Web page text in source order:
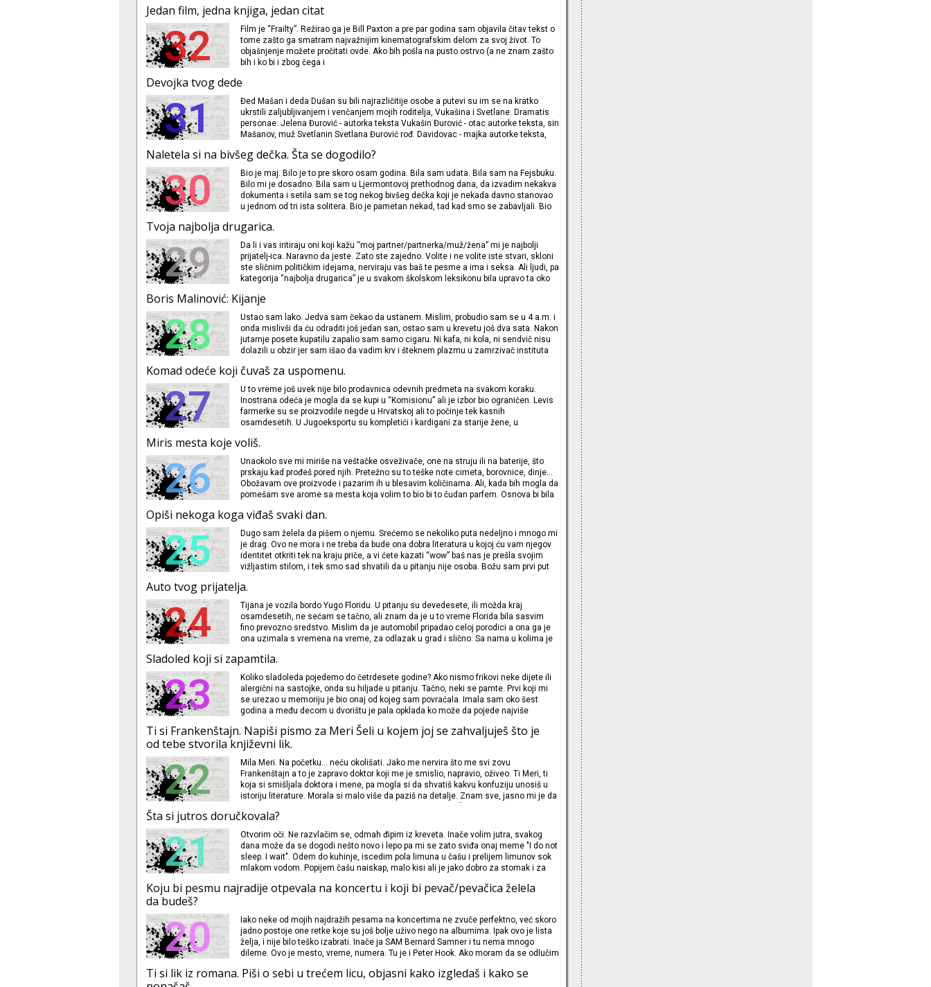
slu&scaron
Jedan film, jedna knjiga, jedan citat
32
Film je “Frailty”. Rеžirao ga je Bill Paxton a pre par godina sam objavila čitav tekst o
tome zašto ga smatram najvažnijim kinematografskim delom za svoj život. To
objašnjenje možete pročitati ovde. Ako bih pošla na pusto ostrvo (a ne znam zašto
bih i ko bi i zbog čega i
Devojka tvog dede
31
Đed Mašan i deda Dušan su bili najrazličitije osobe a putevi su im se na kratko
ukrstili zaljubljivanjem i venčanjem mojih roditelja, Vukašina i Svetlane. Dramatis
personae: Jelena Đurović - autorka teksta Vukašin Đurović - otac autorke teksta, sin
Mašanov, muž Svetlanin Svetlana Đurović rođ. Davidovac - majka autorke teksta,
kćerka Helenina, supruga Vukašinova Mašan Đurović - đed autorke teksta, otac
Vukašinov
Naletela si na bivšeg dečka. Šta se dogodilo?
30
Bio je maj. Bilo je to pre skoro osam godina. Bila sam udata. Bila sam na Fejsbuku.
Bilo mi je dosadno. Bila sam u Ljermontovoj prethodnog dana, da izvadim nekakva
dokumenta i setila sam se tog nekog bivšeg dečka koji je nekada davno stanovao
u jednom od tri ista solitera. Bio je pametan nekad, tad kad smo se zabavljali. Bio
postajali dosadni, ćelavi sa stomacima. Bila sam radoznala. Ukucala sam njegovo
ime u Fejsbuk, htela sam da potvrdim kako je
Tvoja najbolja drugarica.
29
Da li i vas iritiraju oni koji kažu “moj partner/partnerka/muž/žena” mi je najbolji
prijatelj-ica. Naravno da jeste. Zato ste zajedno. Volite i ne volite iste stvari, skloni
ste sličnim političkim idejama, nerviraju vas baš te pesme a ima i seksa. Ali ljudi, pa
kategorija “najbolja drugarica” je u svakom školskom leksikonu bila upravo ta oko
a koja će mi se šlihtati na PPD-u
Boris Malinović: Kijanje
28
Ustao sam lako. Jedva sam čekao da ustanem. Mislim, probudio sam se u 4 a.m. i
onda mislivši da ću odraditi još jedan san, ostao sam u krevetu još dva sata. Nakon
jutarnje posete kupatilu zapalio sam samo cigaru. Ni kafa, ni kola, ni sendvič nisu
dolazili u obzir jer sam išao da vadim krv i šteknem plazmu u zamrzivač instituta
dok se vrtela i spustio iglu. Moćan zvuk faz pedale, ples buke, sasvim jednostavan,
sve
Komad odeće koji čuvaš za uspomenu.
27
U to vreme još uvek nije bilo prodavnica odevnih predmeta na svakom koraku.
Inostrana odeća je mogla da se kupi u “Komisionu” ali je izbor bio ograničen. Levis
farmerke su se proizvodile negde u Hrvatskoj ali to počinje tek kasnih
osamdesetih. U Jugoeksportu su kompletići i kardigani za starije žene, u
tinejdžeri i deca bili blago “izazvani” ovom situacijom. Mislim da je u pitanju bila 19
Miris mesta koje voliš.
26
Unaokolo sve mi miriše na veštačke osveživače, one na struju ili na baterije, što
prskaju kad prođeš pored njih. Pretežno su to teške note cimeta, borovnice, dinje…
Obožavam ove proizvode i pazarim ih u blesavim količinama. Ali, kada bih mogla da
pomešam sve arome sa mesta koja volim to bio bi to čudan parfem. Osnova bi bila
se vrte po domu u kome odrastam i ne bih mo
Opiši nekoga koga viđaš svaki dan.
25
Dugo sam želela da pišem o njemu. Srećemo se nekoliko puta nedeljno i mnogo mi
je drag. Ovo ne mora i ne treba da bude ona dobra literatura u kojoj ću vam njegov
identitet otkriti tek na kraju priče, a vi ćete kazati “wow” baš nas je prešla svojim
vižljastim stilom, i tek smo sad shvatili da u pitanju nije osoba. Božu sam prvi put
pretoplo a on leži na patosnici, u unutrašnjosti supermarketa i dremka.
Auto tvog prijatelja.
24
Tijana je vozila bordo Yugo Floridu. U pitanju su devedesete, ili možda kraj
osamdesetih, ne sećam se tačno, ali znam da je u to vreme Florida bila sasvim
fino prevozno sredstvo. Mislim da je automobil pripadao celoj porodici a ona ga je
ona uzimala s vremena na vreme, za odlazak u grad i slično. Sa nama u kolima je
prepucavale oko raznih sitnica što je svakom izlasku davalo dodatnu vrednost.
Naravno, kao i svako mlađe dete, Ma
Sladoled koji si zapamtila.
23
Koliko sladoleda pojedemo do četrdesete godine? Ako nismo frikovi neke dijete ili
alergični na sastojke, onda su hiljade u pitanju. Tačno, neki se pamte. Prvi koji mi
se urezao u memoriju je bio onaj od kojeg sam povraćala. Imala sam oko šest
godina a među decom u dvorištu je pala opklada ko može da pojede najviše
sladoleda u toku tog dana. Baš zgodno, Pekabela je bila na dvadesetak koraka od
naše zgrade (pored nekadašnjeg parkinga na uglu Birjuzove i Sre
Ti si Frankenštajn. Napiši pismo za Meri Šeli u kojem joj se zahvaljuješ što je
od tebe stvorila književni lik.
22
Mila Meri. Na početku… neću okolišati. Jako me nervira što me svi zovu
Frankenštajn a to je zapravo doktor koji me je smislio, napravio, oživeo. Ti Meri, ti
koja si smišljala doktora i mene, pa mogla si da shvatiš kakvu konfuziju unosiš u
istoriju literature. Morala si malo više da paziš na detalje. Znam sve, jasno mi je da
Polidori ste se takmičili ko će na
Šta si jutros doručkovala?
21
Otvorim oči. Ne razvlačim se, odmah đipim iz kreveta. Inače volim jutra, svakog
dana može da se dogodi nešto novo i lepo pa mi se zato sviđa onaj meme "I do not
sleep. I wait". Odem do kuhinje, iscedim pola limuna u čašu i prelijem limunov sok
mlakom vodom. Popijem čašu naiskap, malo kisi ali je jako dobro za stomak i za
zdravog brenda. Dok čekam da voda proključa, poči
Koju bi pesmu najradije otpevala na koncertu i koji bi pevač/pevačica želela
da budeš?
20
Iako neke od mojih najdražih pesama na koncertima ne zvuče perfektno, već skoro
jadno postoje one retke koje su još bolje uživo nego na albumima. Ipak ovo je lista
želja, i nije bilo teško izabrati. Inače ja SAM Bernard Samner i tu nema mnogo
dileme. Ovo je mesto, vreme, numera. Tu je i Peter Hook. Ako moram da se odlučim
Ti si lik iz romana. Piši o sebi u trećem licu, objasni kako izgledaš i kako se